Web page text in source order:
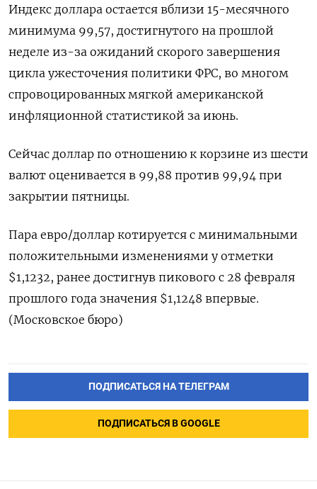
Индекс доллара остается вблизи 15-месячного
минимума 99,57, достигнутого на прошлой
неделе из-за ожиданий скорого завершения
цикла ужесточения политики ФРС, во многом
спровоцированных мягкой американской
инфляционной статистикой за июнь.
Сейчас доллар по отношению к корзине из шести
валют оценивается в 99,88 против 99,94 при
закрытии пятницы.
Пара евро/доллар котируется с минимальными
положительными изменениями у отметки
$1,1232, ранее достигнув пикового с 28 февраля
прошлого года значения $1,1248 впервые.
(Московское бюро)
ПОДПИСАТЬСЯ НА ТЕЛЕГРАМ
ПОДПИСАТЬСЯ В GOOGLE